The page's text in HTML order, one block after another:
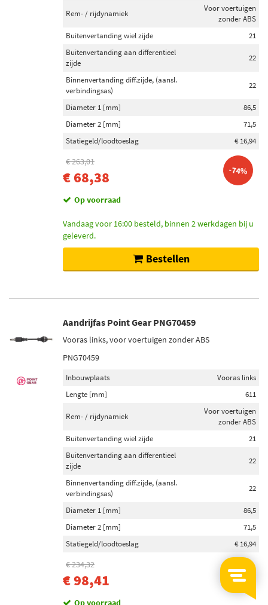
Rem- / rijdynamiek
Voor voertuigen
zonder ABS
Buitenvertanding wiel zijde
21
Buitenvertanding aan differentieel
zijde
22
Binnenvertanding diff.zijde, (aansl.
verbindingsas)
22
Diameter 1 [mm]
86,5
Diameter 2 [mm]
71,5
Statiegeld/loodtoeslag
€ 16,94
€ 263,01
€ 68,38 -74%
Op voorraad
Vandaag voor 16:00 besteld, binnen 2 werkdagen bij u
geleverd.
Bestellen
Aandrijfas Point Gear PNG70459
Vooras links, voor voertuigen zonder ABS
PNG70459
Inbouwplaats
Vooras links
Lengte [mm]
611
Rem- / rijdynamiek
Voor voertuigen
zonder ABS
Buitenvertanding wiel zijde
21
Buitenvertanding aan differentieel
zijde
22
Binnenvertanding diff.zijde, (aansl.
verbindingsas)
22
Diameter 1 [mm]
86,5
Diameter 2 [mm]
71,5
Statiegeld/loodtoeslag
€ 16,94
€ 234,32
€ 98,41 -58%
Op voorraad